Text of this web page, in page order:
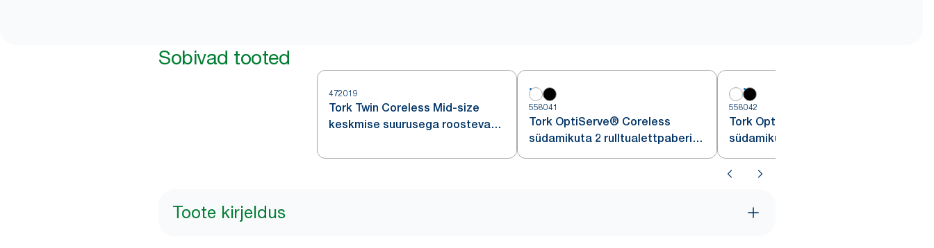
Sobivad tooted
472019
Tork Twin Coreless Mid-size
keskmise suurusega roostevaba
rulltualettpaberi jaotur T7
558041
Tork OptiServe® Coreless
südamikuta 2 rulltualettpaberi
jaotur
558042
Tork OptiServe® Coreless
südamikuta 2 rulltualettpaberi
jaotur
Toote kirjeldus